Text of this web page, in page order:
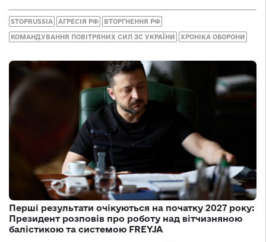
STOPRUSSIA АГРЕСІЯ РФ ВТОРГНЕННЯ РФ
КОМАНДУВАННЯ ПОВІТРЯНИХ СИЛ ЗС УКРАЇНИ ХРОНІКА ОБОРОНИ
Перші результати очікуються на початку 2027 року:
Президент розповів про роботу над вітчизняною
балістикою та системою FREYJA